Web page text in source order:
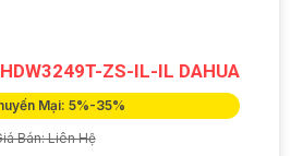
ZS-IL-IL DAHUA
Mại: 5%-35%
Bán: Liên Hệ